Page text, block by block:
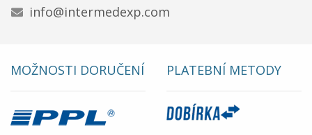
info@intermedexp.com
MOŽNOSTI DORUČENÍ PLATEBNÍ METODY